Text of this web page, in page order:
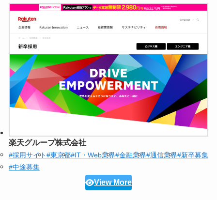
楽天グループ株式会社
#採用サイト#東京都#IT・Web業界#金融業界#通信業界#新卒募集
#中途募集
View More